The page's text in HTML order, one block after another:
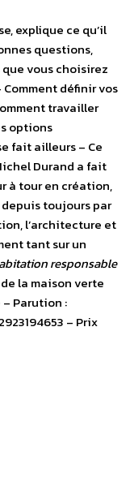
explique ce qu’il
questions,
vous choisirez
définir vos
travailler
options
fait ailleurs – Ce
Durand a fait
à tour en création,
toujours par
l’architecture et
tant sur un
responsable
la maison verte
– Parution :
– Prix